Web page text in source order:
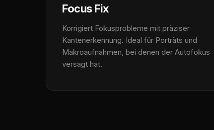
Focus Fix
Korrigiert Fokusprobleme mit präziser
Kantenerkennung. Ideal für Porträts und
Makroaufnahmen, bei denen der Autofokus
versagt hat.